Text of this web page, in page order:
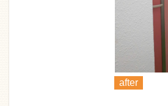
after